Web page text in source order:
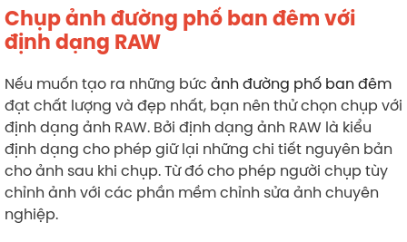
Chụp ảnh đường phố ban đêm với
định dạng RAW
Nếu muốn tạo ra những bức ảnh đường phố ban đêm
đạt chất lượng và đẹp nhất, bạn nên thử chọn chụp với
định dạng ảnh RAW. Bởi định dạng ảnh RAW là kiểu
định dạng cho phép giữ lại những chi tiết nguyên bản
cho ảnh sau khi chụp. Từ đó cho phép người chụp tùy
chỉnh ảnh với các phần mềm chỉnh sửa ảnh chuyên
nghiệp.